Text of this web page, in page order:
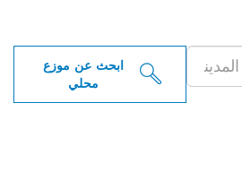
ابحث عن موزع
محلي